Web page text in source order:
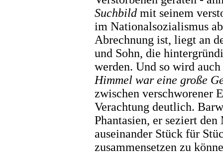
Suchbild mit seinem
im Nationalsozialismus
Abrechnung ist, liegt an
und Sohn, die
werden. Und so wird
Himmel war eine große
zwischen verschworener
Verachtung deutlich.
Phantasien, er seziert
auseinander Stück für
zusammensetzen zu